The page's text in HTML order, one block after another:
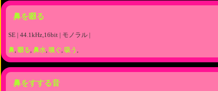
鼻を啜る
SE | 44.1kHz,16bit | モノラル |
鼻, 啜る, 鼻水, 嗅ぐ, 吸う ,
鼻をすする音